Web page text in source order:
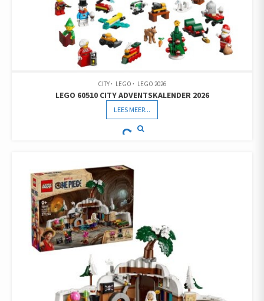
CITY LEGO LEGO 2026
LEGO 60510 CITY ADVENTSKALENDER 2026
LEES MEER...